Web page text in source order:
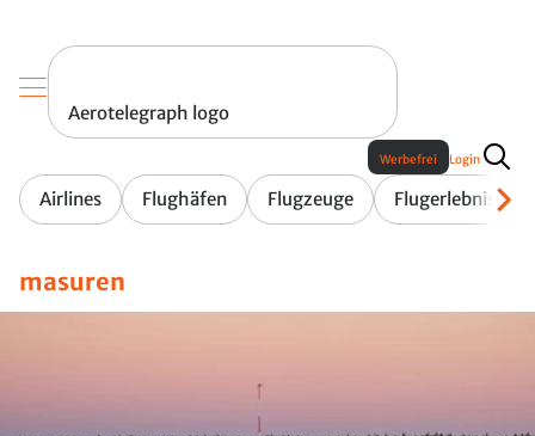
Aerotelegraph logo
Airlines Flughäfen Flugzeuge Flugerlebnis
Werbefrei Login
masuren